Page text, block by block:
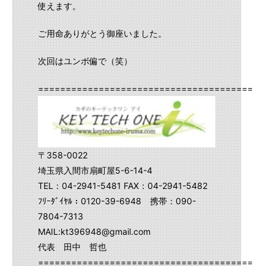
使えます。
ご用命ありがとう御座いました。
次回はユンボ偏で（笑）
〒358-0022
埼玉県入間市扇町屋5-6-14-4
TEL：04-2941-5481 FAX：04-2941-5482
ﾌﾘｰﾀﾞｲﾔﾙ：0120-39-6948 携帯：090-
7804-7313
MAIL:kt396948@gmail.com
代表 田中 哲也